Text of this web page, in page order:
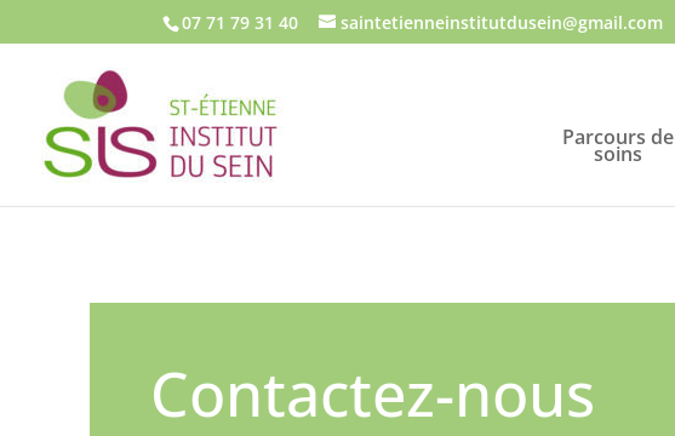
07 71 79 31 40 saintetienneinstitutdusein@gmail.com
Parcours de
soins
Contactez-nous